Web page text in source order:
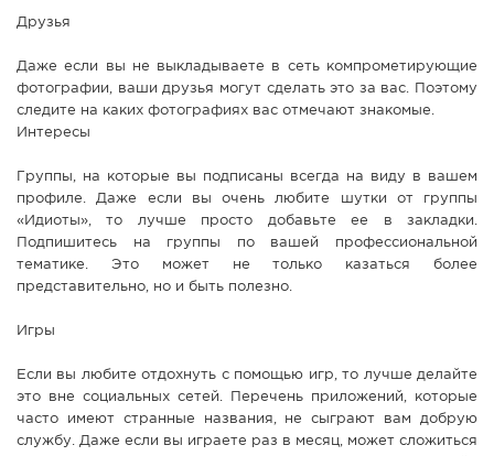
Друзья
Даже если вы не выкладываете в сеть компрометирующие
фотографии, ваши друзья могут сделать это за вас. Поэтому
следите на каких фотографиях вас отмечают знакомые.
Интересы
Группы, на которые вы подписаны всегда на виду в вашем
профиле. Даже если вы очень любите шутки от группы
«Идиоты», то лучше просто добавьте ее в закладки.
Подпишитесь на группы по вашей профессиональной
тематике. Это может не только казаться более
представительно, но и быть полезно.
Игры
Если вы любите отдохнуть с помощью игр, то лучше делайте
это вне социальных сетей. Перечень приложений, которые
часто имеют странные названия, не сыграют вам добрую
службу. Даже если вы играете раз в месяц, может сложиться